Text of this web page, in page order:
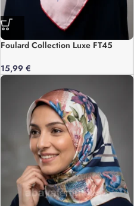
Foulard Collection Luxe FT45
15,99 €